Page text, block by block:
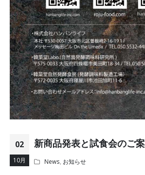
02
10月
新商品発表と試食会のご
News お知らせ